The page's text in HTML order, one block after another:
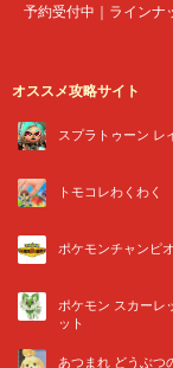
予約受付中｜ラインナ
オススメ攻略サイト
スプラトゥーン レ
トモコレわくわく
ポケモンチャンピ
ポケモン スカーレ
ット
あつまれ どうぶつ